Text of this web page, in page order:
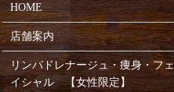
HOME
店舗案内
リンパドレナージュ・痩身・フェ
イシャル 【女性限定】